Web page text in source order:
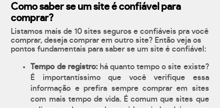
Como saber se um site é confiável para
comprar?
Listamos mais de 10 sites seguros e confiáveis pra você
comprar, deseja comprar em outro site? Então veja os
pontos fundamentais para saber se um site é confiável:
Tempo de registro:há quanto tempo o site existe?
É importantíssimo que você verifique essa
informação e prefira sempre comprar em sites
com mais tempo de vida. É comum que sites que